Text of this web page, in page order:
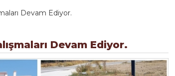
Devam Ediyor.
Devam Ediyor.